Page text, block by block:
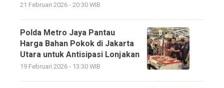
21 Februari 2026 - 20:30 WIB
Polda Metro Jaya Pantau
Harga Bahan Pokok di Jakarta
Utara untuk Antisipasi Lonjakan
19 Februari 2026 - 13:30 WIB